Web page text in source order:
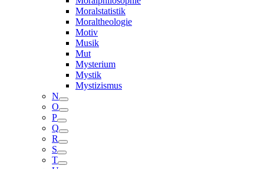
Moralstatistik
Moraltheologie
Motiv
Musik
Mut
Mysterium
Mystik
Mystizismus
N
O
P
Q
R
S
T